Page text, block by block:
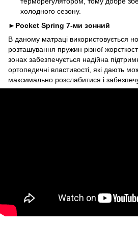
холодного сезону.
► Pocket Spring 7-ми зонний
В даному матраці використовується
розташування пружин різної
зонах забезпечується надійна
ортопедичні властивості, які дають
максимально розслабитися і